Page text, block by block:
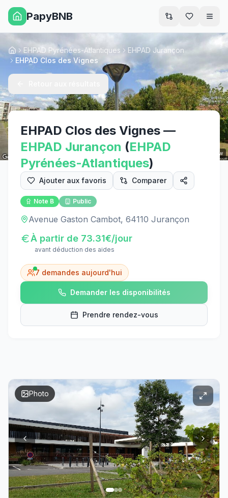
PapyBNB
Street View
AccueilEHPAD Pyrénées-Atlantiques
EHPAD Jurançon
EHPAD Clos des Vignes
EHPAD Clos des Vignes —
EHPAD Jurançon (EHPAD
Pyrénées-Atlantiques)
Ajouter aux favoris Comparer
Note B Public
Avenue Gaston Cambot, 64110 Jurançon
À partir de 73.31€/jour
avant déduction des aides
7 demandes aujourd'hui
Demander les disponibilités
Prendre rendez-vous
Photo